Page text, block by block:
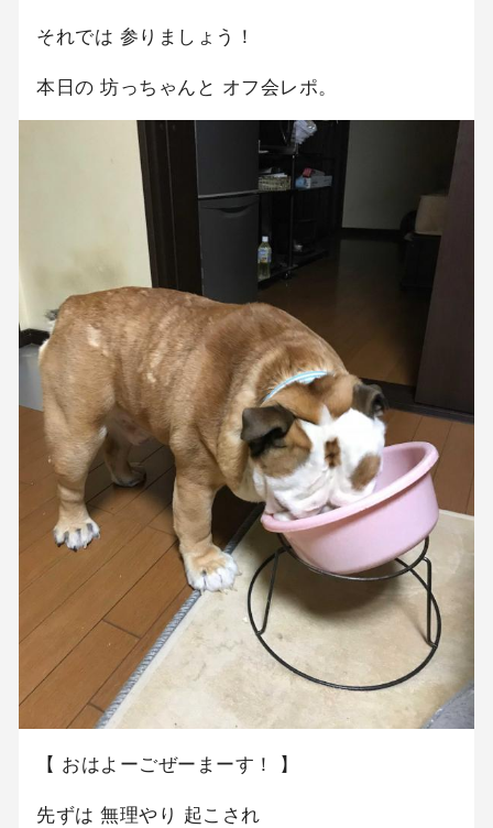
それでは 参りましょう！
本日の 坊っちゃんと オフ会レポ。
【 おはよーごぜーまーす！ 】
先ずは 無理やり 起こされ